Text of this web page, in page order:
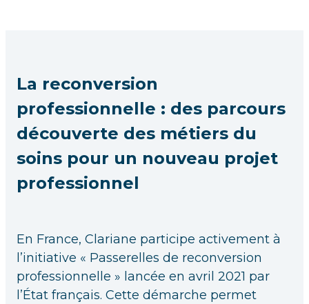
La reconversion
professionnelle : des parcours
découverte des métiers du
soins pour un nouveau projet
professionnel
En France, Clariane participe activement à
l’initiative « Passerelles de reconversion
professionnelle » lancée en avril 2021 par
l’État français. Cette démarche permet